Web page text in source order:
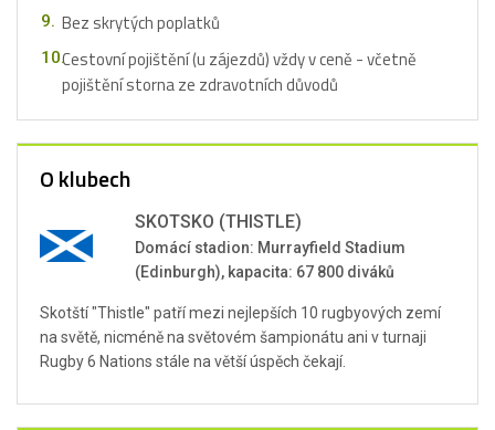
Bez skrytých poplatků
Cestovní pojištění (u zájezdů) vždy v ceně - včetně
pojištění storna ze zdravotních důvodů
O klubech
SKOTSKO (THISTLE)
Domácí stadion: Murrayfield Stadium
(Edinburgh), kapacita: 67 800 diváků
Skotští "Thistle" patří mezi nejlepších 10 rugbyových zemí
na světě, nicméně na světovém šampionátu ani v turnaji
Rugby 6 Nations stále na větší úspěch čekají.